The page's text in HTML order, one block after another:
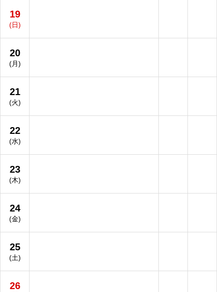
19
(日)
20
(月)
21
(火)
22
(水)
23
(木)
24
(金)
25
(土)
26